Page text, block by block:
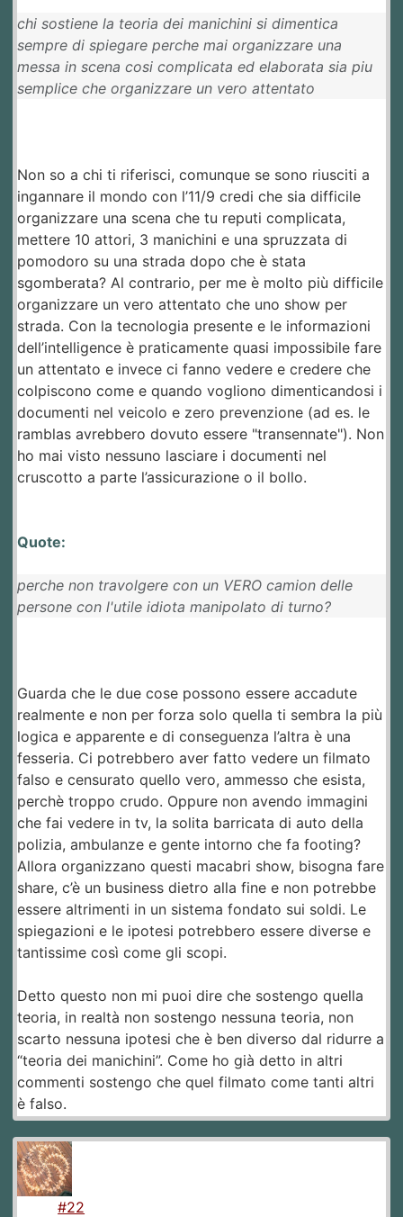
chi sostiene la teoria dei manichini si dimentica
sempre di spiegare perche mai organizzare una
messa in scena cosi complicata ed elaborata sia piu
semplice che organizzare un vero attentato
Non so a chi ti riferisci, comunque se sono riusciti a
ingannare il mondo con l’11/9 credi che sia difficile
organizzare una scena che tu reputi complicata,
mettere 10 attori, 3 manichini e una spruzzata di
pomodoro su una strada dopo che è stata
sgomberata? Al contrario, per me è molto più difficile
organizzare un vero attentato che uno show per
strada. Con la tecnologia presente e le informazioni
dell’intelligence è praticamente quasi impossibile fare
un attentato e invece ci fanno vedere e credere che
colpiscono come e quando vogliono dimenticandosi i
documenti nel veicolo e zero prevenzione (ad es. le
ramblas avrebbero dovuto essere "transennate"). Non
ho mai visto nessuno lasciare i documenti nel
cruscotto a parte l’assicurazione o il bollo.
Quote:
perche non travolgere con un VERO camion delle
persone con l'utile idiota manipolato di turno?
Guarda che le due cose possono essere accadute
realmente e non per forza solo quella ti sembra la più
logica e apparente e di conseguenza l’altra è una
fesseria. Ci potrebbero aver fatto vedere un filmato
falso e censurato quello vero, ammesso che esista,
perchè troppo crudo. Oppure non avendo immagini
che fai vedere in tv, la solita barricata di auto della
polizia, ambulanze e gente intorno che fa footing?
Allora organizzano questi macabri show, bisogna fare
share, c’è un business dietro alla fine e non potrebbe
essere altrimenti in un sistema fondato sui soldi. Le
spiegazioni e le ipotesi potrebbero essere diverse e
tantissime così come gli scopi.
Detto questo non mi puoi dire che sostengo quella
teoria, in realtà non sostengo nessuna teoria, non
scarto nessuna ipotesi che è ben diverso dal ridurre a
“teoria dei manichini”. Come ho già detto in altri
commenti sostengo che quel filmato come tanti altri
è falso.
#22